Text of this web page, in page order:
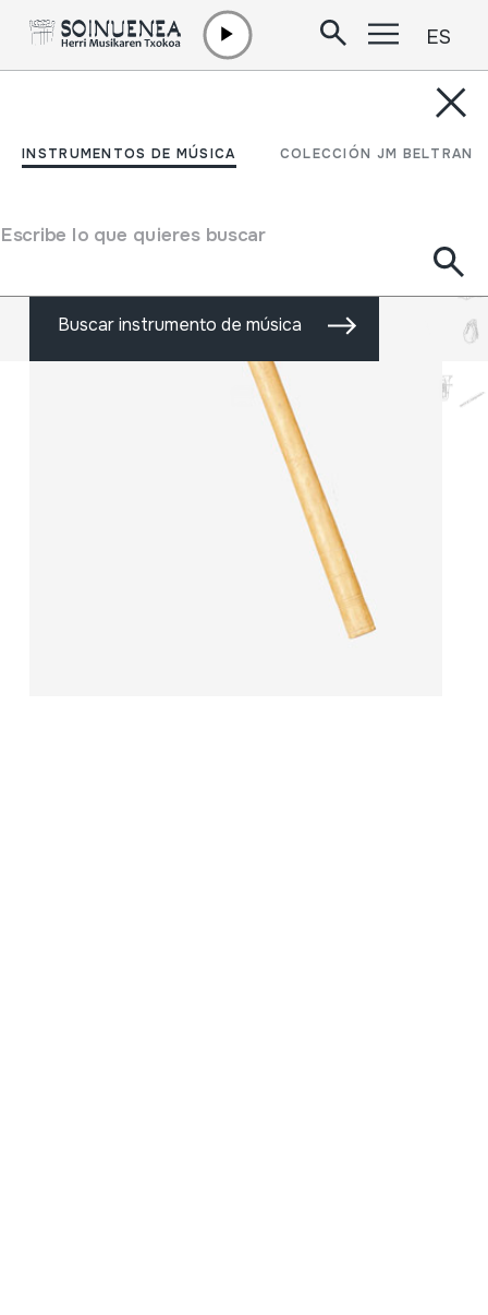
INSTRUMENTOS DE MÚSICA COLECCIÓN JM BELTRAN
Escribe lo que quieres buscar
ES
popular
Más de 1800 instrumentos de
música
Buscar instrumento de música